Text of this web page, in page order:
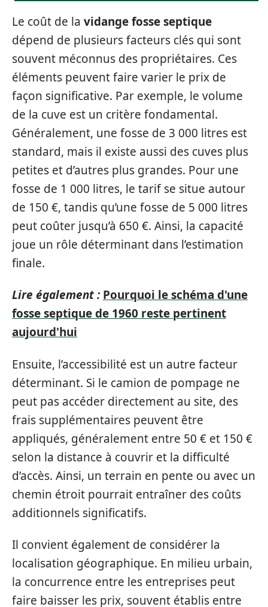
Le coût de la vidange fosse septique
dépend de plusieurs facteurs clés qui sont
souvent méconnus des propriétaires. Ces
éléments peuvent faire varier le prix de
façon significative. Par exemple, le volume
de la cuve est un critère fondamental.
Généralement, une fosse de 3 000 litres est
standard, mais il existe aussi des cuves plus
petites et d’autres plus grandes. Pour une
fosse de 1 000 litres, le tarif se situe autour
de 150 €, tandis qu’une fosse de 5 000 litres
peut coûter jusqu’à 650 €. Ainsi, la capacité
joue un rôle déterminant dans l’estimation
finale.
Lire également : Pourquoi le schéma d'une
fosse septique de 1960 reste pertinent
aujourd'hui
Ensuite, l’accessibilité est un autre facteur
déterminant. Si le camion de pompage ne
peut pas accéder directement au site, des
frais supplémentaires peuvent être
appliqués, généralement entre 50 € et 150 €
selon la distance à couvrir et la difficulté
d’accès. Ainsi, un terrain en pente ou avec un
chemin étroit pourrait entraîner des coûts
additionnels significatifs.
Il convient également de considérer la
localisation géographique. En milieu urbain,
la concurrence entre les entreprises peut
faire baisser les prix, souvent établis entre